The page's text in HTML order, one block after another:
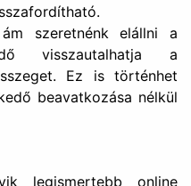
szeretnénk elállni a
visszautalhatja a
Ez is történhet
beavatkozása nélkül
legismertebb online